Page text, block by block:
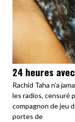
24 heures
Rachid Taha n’a
les radios, censuré
compagnon de jeu
portes de